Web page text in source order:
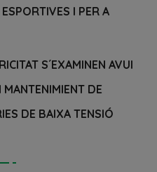
I PER A
S´EXAMINEN AVUI
DE
DE BAIXA TENSIÓ